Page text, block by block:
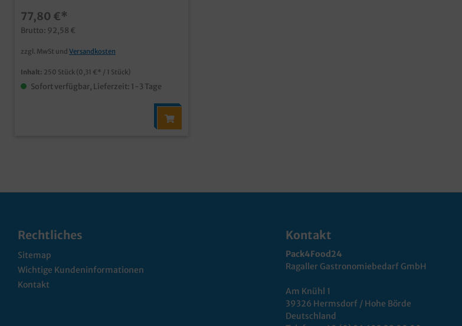
Verkauf von Sushi, Feinkost und vielen
weiteren hochwertigen Snackprodukten
stabiles Kraftpapier mit 90g/m² Sie
möchten Ihre Tragetasche individuell
bedrucken lassen? Senden Sie uns
einfach eine Druckanfrage.
77,80 €*
Brutto: 92,58 €
zzgl. MwSt und Versandkosten
Inhalt: 250 Stück (0,31 €* / 1 Stück)
Sofort verfügbar, Lieferzeit: 1-3 Tage
Rechtliches
Sitemap
Wichtige Kundeninformationen
Kontakt
Kontakt
Pack4Food24
Ragaller Gastronomiebedarf GmbH
Am Knühl 1
39326 Hermsdorf / Hohe Börde
Deutschland